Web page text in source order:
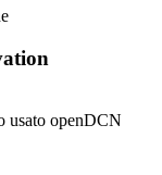
usato openDCN